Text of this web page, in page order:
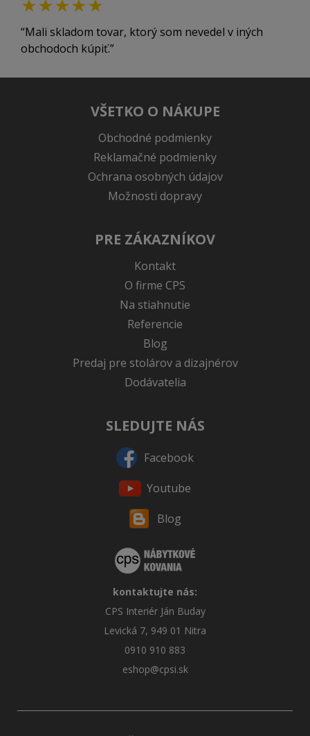
Mali skladom tovar, ktorý som nevedel v iných
obchodoch kúpiť.
VŠETKO O NÁKUPE
Obchodné podmienky
Reklamačné podmienky
Ochrana osobných údajov
Možnosti dopravy
PRE ZÁKAZNÍKOV
Kontakt
O firme CPS
Na stiahnutie
Referencie
Blog
Predaj pre stolárov a dizajnérov
Dodávatelia
SLEDUJTE NÁS
Facebook
Youtube
Blog
kontaktujte nás:
CPS Interiér Ján Buday
Levická 7, 949 01 Nitra
0910 910 883
eshop@cpsi.sk